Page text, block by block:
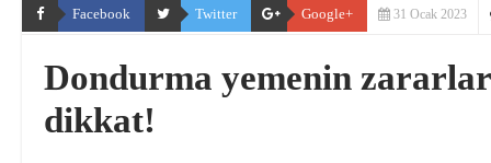
Facebook Twitter Google+ 31 Ocak 2023
Dondurma yemenin
dikkat!